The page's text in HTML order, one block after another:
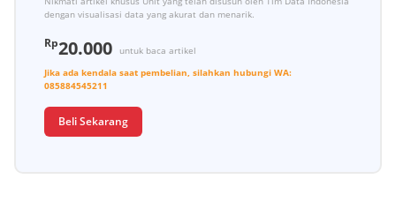
dengan visualisasi data yang akurat dan menarik.
Rp20.000
untuk baca artikel
Jika ada kendala saat pembelian, silahkan hubungi WA:
085884545211
Beli Sekarang